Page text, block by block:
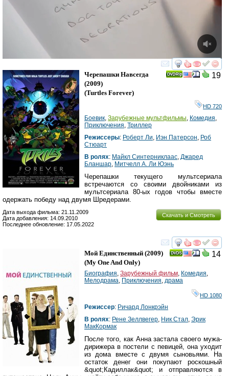
смотреть
19
Черепашки Навсегда
(2009)
(Turtles Forever)
HD 720
Боевик, Зарубежные мультфильмы, Комедия,
Приключения, Триллер
Режиссеры: Роберт Ли, Иэн Патерсон, Роб
Стюарт
В ролях: Майкл Синтерниклаас, Джаред
Бланшар, Митчелл А. Ли Юэнь
Черепашки текущего мультсериала
встречаются со своими двойниками из
мультсериала 80-ых годов чтобы вместе
одержать победу над двумя Шредерами.
Скачать и Смотреть
Дата выхода фильма: 21.11.2009
Дата добавления: 14.09.2010
Последнее обновление: 17.05.2022
смотреть
14
Мой Единственный (2009)
(My One And Only)
Биография, Зарубежный фильм, Комедия,
Мелодрама, Приключения, драма
HD 1080
Режиссер: Ричард Лонкрэйн
В ролях: Рене Зеллвегер, Ник Стал, Эрик
МакКормак
После того, как Анна застала своего мужа-
дирижера в постели с певицей, она уходит
из дома вместе с двумя сыновьями. На
остаток денег они покупают роскошный
&quot;Кадиллак&quot; и отправляются в